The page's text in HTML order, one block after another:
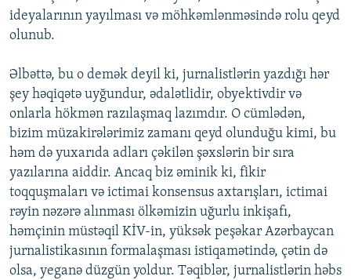
ideyalarının yayılması və möhkəmlənməsində rolu qeyd
olunub.
Əlbəttə, bu o demək deyil ki, jurnalistlərin yazdığı hər
şey həqiqətə uyğundur, ədalətlidir, obyektivdir və
onlarla hökmən razılaşmaq lazımdır. O cümlədən,
bizim müzakirələrimiz zamanı qeyd olunduğu kimi, bu
həm də yuxarıda adları çəkilən şəxslərin bir sıra
yazılarına aiddir. Ancaq biz əminik ki, fikir
toqquşmaları və ictimai konsensus axtarışları, ictimai
rəyin nəzərə alınması ölkəmizin uğurlu inkişafı,
həmçinin müstəqil KİV-in, yüksək peşəkar Azərbaycan
jurnalistikasının formalaşması istiqamətində, çətin də
olsa, yeganə düzgün yoldur. Təqiblər, jurnalistlərin həbs